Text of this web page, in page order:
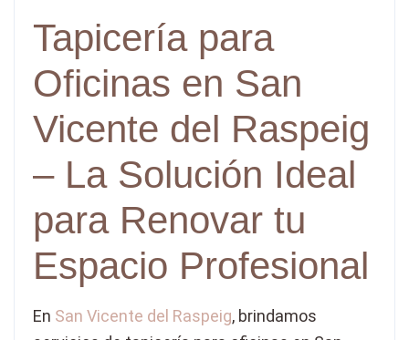
Tapicería para
Oficinas en San
Vicente del Raspeig
– La Solución Ideal
para Renovar tu
Espacio Profesional
En San Vicente del Raspeig, brindamos